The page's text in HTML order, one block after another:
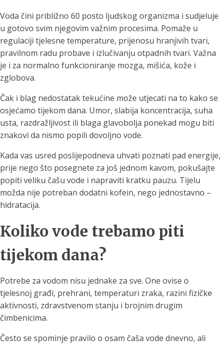
Voda čini približno 60 posto ljudskog organizma i sudjeluje
u gotovo svim njegovim važnim procesima. Pomaže u
regulaciji tjelesne temperature, prijenosu hranjivih tvari,
pravilnom radu probave i izlučivanju otpadnih tvari. Važna
je i za normalno funkcioniranje mozga, mišića, kože i
zglobova.
Čak i blag nedostatak tekućine može utjecati na to kako se
osjećamo tijekom dana. Umor, slabija koncentracija, suha
usta, razdražljivost ili blaga glavobolja ponekad mogu biti
znakovi da nismo popili dovoljno vode.
Kada vas usred poslijepodneva uhvati poznati pad energije,
prije nego što posegnete za još jednom kavom, pokušajte
popiti veliku čašu vode i napraviti kratku pauzu. Tijelu
možda nije potreban dodatni kofein, nego jednostavno –
hidratacija.
Koliko vode trebamo piti
tijekom dana?
Potrebe za vodom nisu jednake za sve. One ovise o
tjelesnoj građi, prehrani, temperaturi zraka, razini fizičke
aktivnosti, zdravstvenom stanju i brojnim drugim
čimbenicima.
Često se spominje pravilo o osam čaša vode dnevno, ali